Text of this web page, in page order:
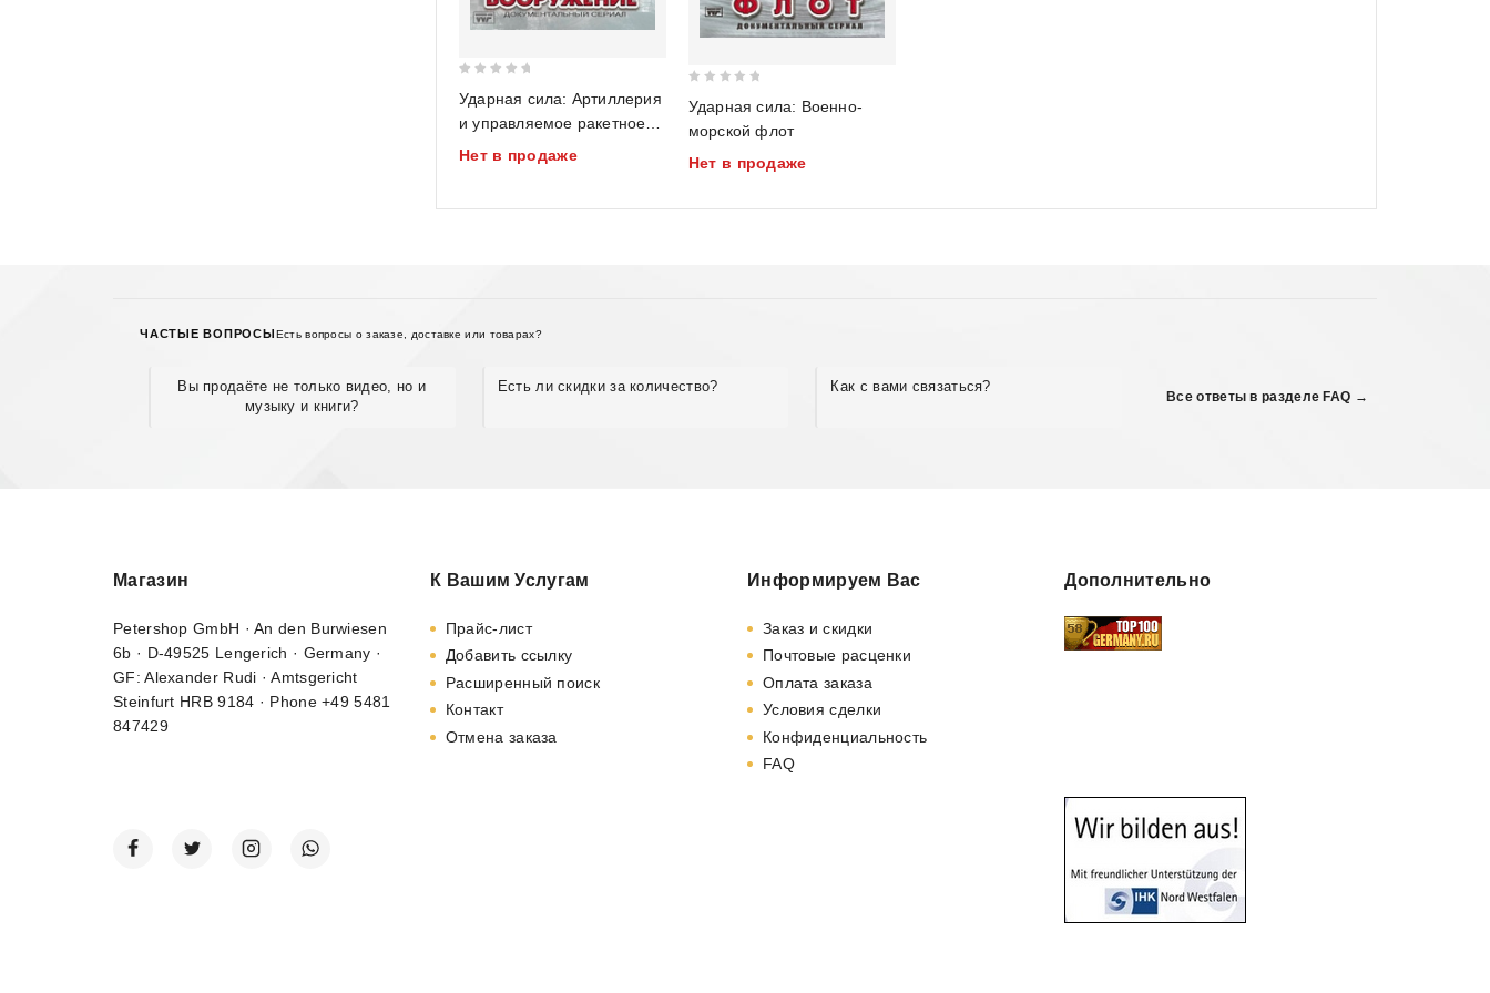
out
of
5
Ударная сила: Артиллерия
и управляемое ракетное
вооружение
Нет в продаже
out
of
5
Ударная сила: Военно-
морской флот
Нет в продаже
ЧАСТЫЕ ВОПРОСЫЕсть вопросы о заказе, доставке или товарах?
Вы продаёте не только видео, но и
музыку и книги?
Есть ли скидки за количество? Как с вами связаться?
Все ответы в разделе FAQ →
Магазин
Petershop GmbH · An den Burwiesen
6b · D-49525 Lengerich · Germany ·
GF: Alexander Rudi · Amtsgericht
Steinfurt HRB 9184 · Phone +49 5481
847429
К Вашим Услугам
Прайс-лист
Добавить ссылку
Расширенный поиск
Контакт
Отмена заказа
Информируем Вас
Заказ и скидки
Почтовые расценки
Оплата заказа
Условия сделки
Конфиденциальность
FAQ
Дополнительно